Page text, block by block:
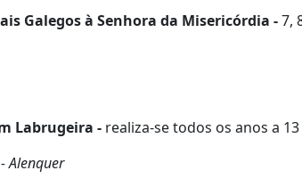
Galegos à Senhora da Misericórdia -7,
Labrugeira - realiza-se todos os anos a
Alenquer